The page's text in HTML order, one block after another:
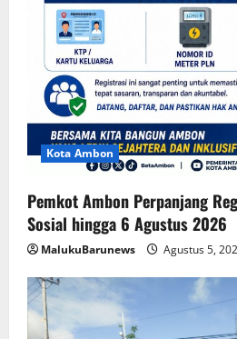
Kota Ambon
Pemkot Ambon Perpanjang
Sosial hingga 6 Agustus 2026
MalukuBarunews Agustus 5,